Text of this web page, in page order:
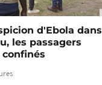
d'Ebola dans
les passagers